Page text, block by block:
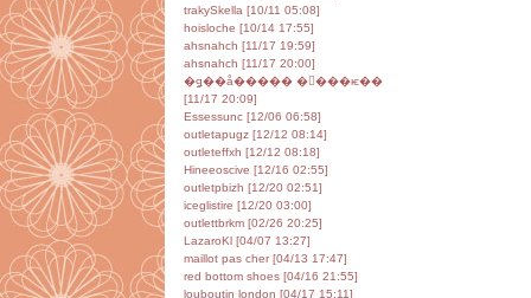
trakySkella [10/11 05:08]
hoisloche [10/14 17:55]
ahsnahch [11/17 19:59]
ahsnahch [11/17 20:00]
�ǥ��å����� ����ѥ��
[11/17 20:09]
Essessunc [12/06 06:58]
outletapugz [12/12 08:14]
outleteffxh [12/12 08:18]
Hineeoscive [12/16 02:55]
outletpbizh [12/20 02:51]
iceglistire [12/20 03:00]
outlettbrkm [02/26 20:25]
LazaroKl [04/07 13:27]
maillot pas cher [04/13 17:47]
red bottom shoes [04/16 21:55]
louboutin london [04/17 15:11]